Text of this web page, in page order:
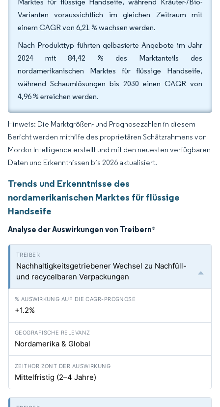
Varianten voraussichtlich im gleichen Zeitraum mit
einem CAGR von 6,21 % wachsen werden.
Nach Produkttyp führten gelbasierte Angebote im Jahr
2024 mit 84,42 % des Marktanteils des
nordamerikanischen Marktes für flüssige Handseife,
während Schaumlösungen bis 2030 einen CAGR von
4,96 % erreichen werden.
Hinweis: Die Marktgrößen- und Prognosezahlen in diesem
Bericht werden mithilfe des proprietären Schätzrahmens von
Mordor Intelligence erstellt und mit den neuesten verfügbaren
Daten und Erkenntnissen bis 2026 aktualisiert.
Trends und Erkenntnisse des
nordamerikanischen Marktes für flüssige
Handseife
Analyse der Auswirkungen von Treibern*
Nachhaltigkeitsgetriebener Wechsel zu Nachfüll-
und recycelbaren Verpackungen
+1.2%
Nordamerika & Global
Mittelfristig (2–4 Jahre)